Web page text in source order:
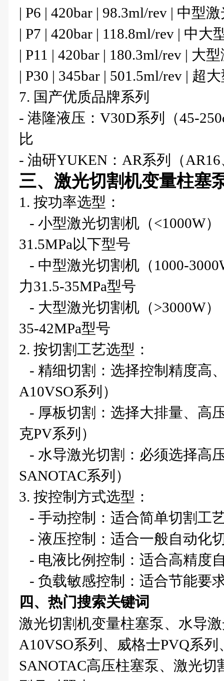
| P6 | 420bar | 98.3ml/rev | 中型
| P7 | 420bar | 118.8ml/rev | 中大
| P11 | 420bar | 180.3ml/rev | 大
| P30 | 345bar | 501.5ml/rev | 超
7. 国产优质品牌系列
- 港隆液压：V30D系列（45-
比
- 油研YUKEN：AR系列（
三、激光切割机变量柱塞
1. 按功率选型：
- 小型激光切割机（<1000W
31.5MPa以下型号
- 中型激光切割机（1000-
力31.5-35MPa型号
- 大型激光切割机（>3000W
35-42MPa型号
2. 按切割工艺选型：
- 精细切割：选择控制精度高
A10VSO系列）
- 厚板切割：选择大排量、高
克PV系列）
- 水导激光切割：必须选择高
SANOTAC系列）
3. 按控制方式选型：
- 手动控制：适合简单切割工
- 液压控制：适合一般自动化
- 电液比例控制：适合高精度
- 负载敏感控制：适合节能要
四、热门搜索关键词
激光切割机变量柱塞泵、水导
A10VSO系列、威格士PVQ系
SANOTAC高压柱塞泵、激光